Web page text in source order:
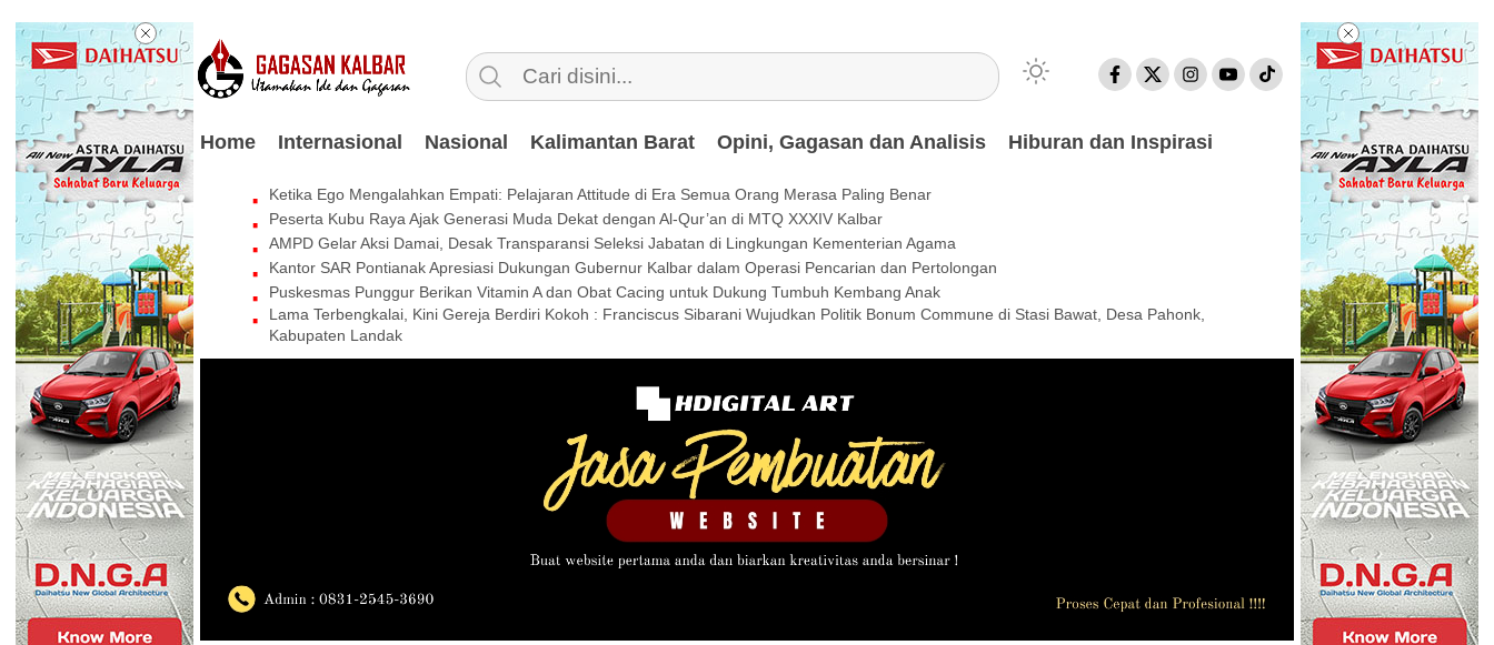
Home Internasional Nasional Kalimantan Barat Opini, Gagasan dan Analisis Hiburan dan Inspirasi
Ketika Ego Mengalahkan Empati: Pelajaran Attitude di Era Semua Orang Merasa Paling Benar
Peserta Kubu Raya Ajak Generasi Muda Dekat dengan Al-Qur’an di MTQ XXXIV Kalbar
AMPD Gelar Aksi Damai, Desak Transparansi Seleksi Jabatan di Lingkungan Kementerian Agama
Kantor SAR Pontianak Apresiasi Dukungan Gubernur Kalbar dalam Operasi Pencarian dan Pertolongan
Puskesmas Punggur Berikan Vitamin A dan Obat Cacing untuk Dukung Tumbuh Kembang Anak
Lama Terbengkalai, Kini Gereja Berdiri Kokoh : Franciscus Sibarani Wujudkan Politik Bonum Commune di Stasi Bawat, Desa Pahonk,
Kabupaten Landak